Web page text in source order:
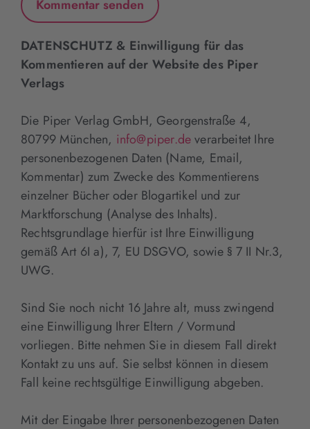
DATENSCHUTZ & Einwilligung für das
Kommentieren auf der Website des Piper
Verlags
Die Piper Verlag GmbH, Georgenstraße 4,
80799 München, info@piper.deverarbeitet Ihre
personenbezogenen Daten (Name, Email,
Kommentar) zum Zwecke des Kommentierens
einzelner Bücher oder Blogartikel und zur
Marktforschung (Analyse des Inhalts).
Rechtsgrundlage hierfür ist Ihre Einwilligung
gemäß Art 6I a), 7, EU DSGVO, sowie § 7 II Nr.3,
UWG.
Sind Sie noch nicht 16 Jahre alt, muss zwingend
eine Einwilligung Ihrer Eltern / Vormund
vorliegen. Bitte nehmen Sie in diesem Fall direkt
Kontakt zu uns auf. Sie selbst können in diesem
Fall keine rechtsgültige Einwilligung abgeben.
Mit der Eingabe Ihrer personenbezogenen Daten